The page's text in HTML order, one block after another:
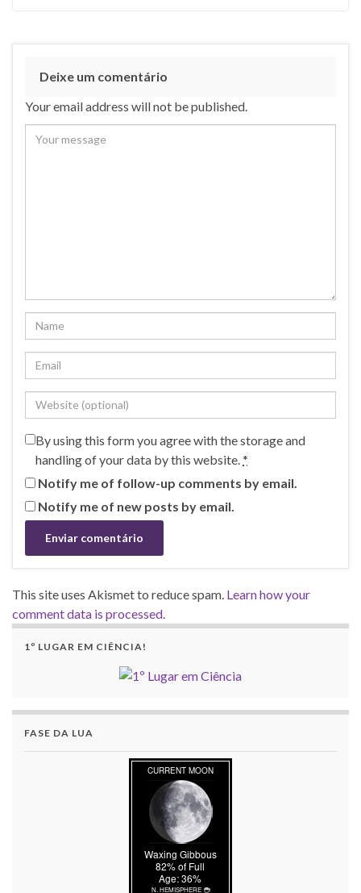
Deixe um comentário
Your email address will not be published.
By using this form you agree with the storage and
handling of your data by this website.*
Notify me of follow-up comments by email.
Notify me of new posts by email.
This site uses Akismet to reduce spam. Learn how your
comment data is processed.
1º LUGAR EM CIÊNCIA!
FASE DA LUA